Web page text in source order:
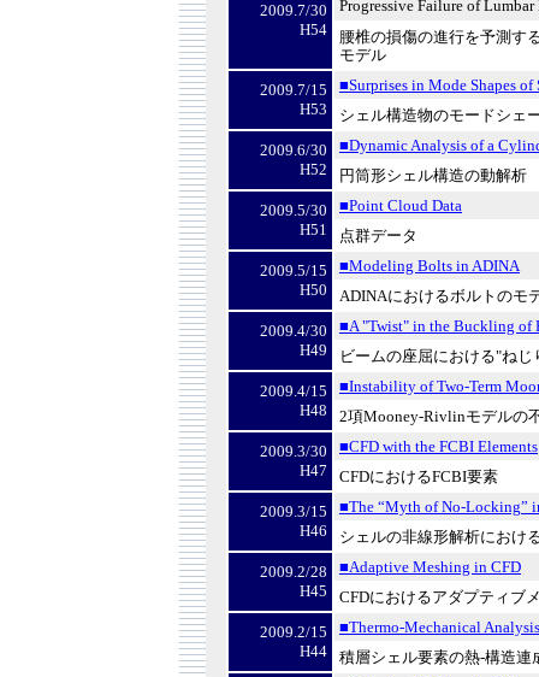
2009.7/30
H54
Progressive Failure of Lumbar
腰椎の損傷の進行を予測す
モデル
2009.7/15
H53
■Surprises in Mode Shapes of
シェル構造物のモードシェ
2009.6/30
H52
■Dynamic Analysis of a
円筒形シェル構造の動解析
2009.5/30
H51
■Point Cloud Data
点群データ
2009.5/15
H50
■Modeling Bolts in ADINA
ADINAにおけるボルトのモ
2009.4/30
H49
■A "Twist" in the Buckling of
ビームの座屈における"ねじ
2009.4/15
H48
■Instability of Two-Term
2項Mooney-Rivlinモデルの
2009.3/30
H47
■CFD with the FCBI Elements
CFDにおけるFCBI要素
2009.3/15
H46
■The “Myth of No-Locking”
シェルの非線形解析におけ
2009.2/28
H45
■Adaptive Meshing in CFD
CFDにおけるアダプティブ
2009.2/15
H44
■Thermo-Mechanical
積層シェル要素の熱-構造連